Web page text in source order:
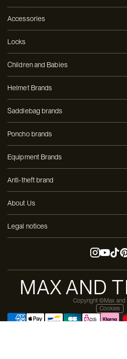
Pay in 3 installments with
Accessories
Locks
Children and Babies
Helmet Brands
Saddlebag brands
Poncho brands
Equipment Brands
Anti-theft brand
About Us
Legal notices
MAX AND
Copyright ©Max and
Cookies